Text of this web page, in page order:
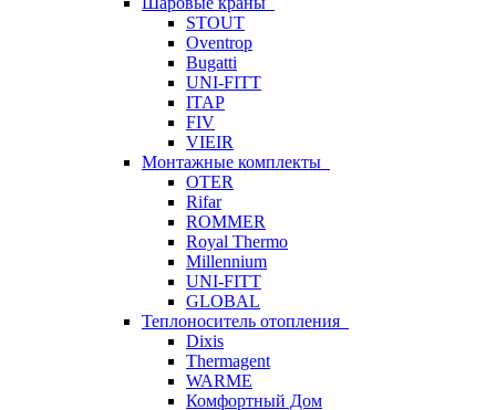
STOUT
Oventrop
Bugatti
UNI-FITT
ITAP
FIV
VIEIR
Монтажные комплекты
OTER
Rifar
ROMMER
Royal Thermo
Millennium
UNI-FITT
GLOBAL
Теплоноситель отопления
Dixis
Thermagent
WARME
Комфортный Дом